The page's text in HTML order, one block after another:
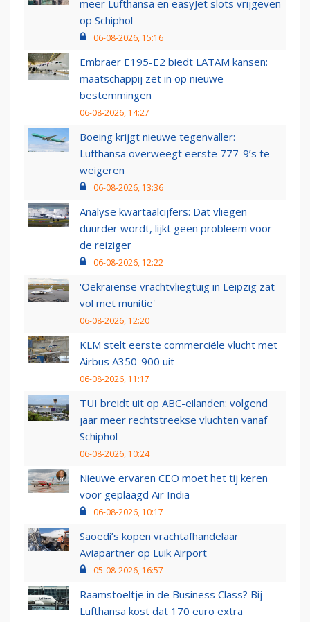
meer Lufthansa en easyJet slots vrijgeven
op Schiphol
06-08-2026, 15:16
Embraer E195-E2 biedt LATAM kansen:
maatschappij zet in op nieuwe
bestemmingen
06-08-2026, 14:27
Boeing krijgt nieuwe tegenvaller:
Lufthansa overweegt eerste 777-9’s te
weigeren
06-08-2026, 13:36
Analyse kwartaalcijfers: Dat vliegen
duurder wordt, lijkt geen probleem voor
de reiziger
06-08-2026, 12:22
'Oekraïense vrachtvliegtuig in Leipzig zat
vol met munitie'
06-08-2026, 12:20
KLM stelt eerste commerciële vlucht met
Airbus A350-900 uit
06-08-2026, 11:17
TUI breidt uit op ABC-eilanden: volgend
jaar meer rechtstreekse vluchten vanaf
Schiphol
06-08-2026, 10:24
Nieuwe ervaren CEO moet het tij keren
voor geplaagd Air India
06-08-2026, 10:17
Saoedi’s kopen vrachtafhandelaar
Aviapartner op Luik Airport
05-08-2026, 16:57
Raamstoeltje in de Business Class? Bij
Lufthansa kost dat 170 euro extra